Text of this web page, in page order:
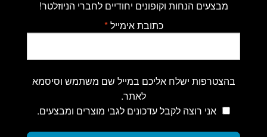
מבצעים הנחות וקופונים יחודיים לחברי הניוזלטר!
כתובת אימייל*
בהצטרפות ישלח אליכם במייל שם משתמש וסיסמא
לאתר.
אני רוצה לקבל עדכונים לגבי מוצרים ומבצעים.